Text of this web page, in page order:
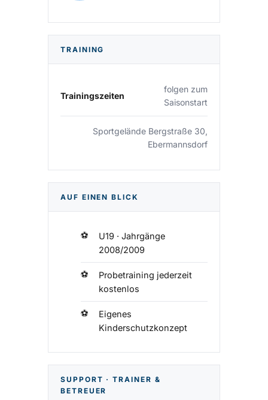
TRAINING
Trainingszeiten
folgen zum
Saisonstart
Sportgelände Bergstraße 30,
Ebermannsdorf
AUF EINEN BLICK
U19 · Jahrgänge
2008/2009
Probetraining jederzeit
kostenlos
Eigenes
Kinderschutzkonzept
SUPPORT · TRAINER &
BETREUER